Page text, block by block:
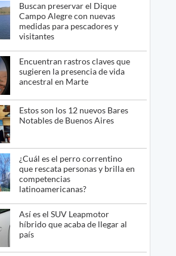
Buscan preservar el Dique
Campo Alegre con nuevas
medidas para pescadores y
visitantes
Encuentran rastros claves que
sugieren la presencia de vida
ancestral en Marte
Estos son los 12 nuevos Bares
Notables de Buenos Aires
¿Cuál es el perro correntino
que rescata personas y brilla en
competencias
latinoamericanas?
Así es el SUV Leapmotor
híbrido que acaba de llegar al
país